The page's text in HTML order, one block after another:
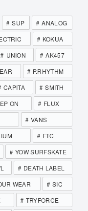
SUP
ANALOG
KOKUA
UNION
AK457
P.RHYTHM
CAPITA
SMITH
ON
FLUX
VANS
FTC
YOW SURFSKATE
DEATH LABEL
WEAR
SIC
TRYFORCE